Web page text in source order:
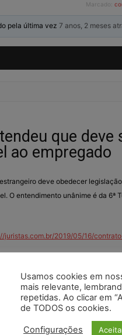
Marcado:
pela última vez7 anos, 2 meses
que deve
ao empregado
deve obedecer
O entendimento unânime é da 6ª
juristas.com.br/2019/05/16/
Usamos cookies em
mais relevante,
repetidas. Ao clicar em
de TODOS os cookies.
Configurações